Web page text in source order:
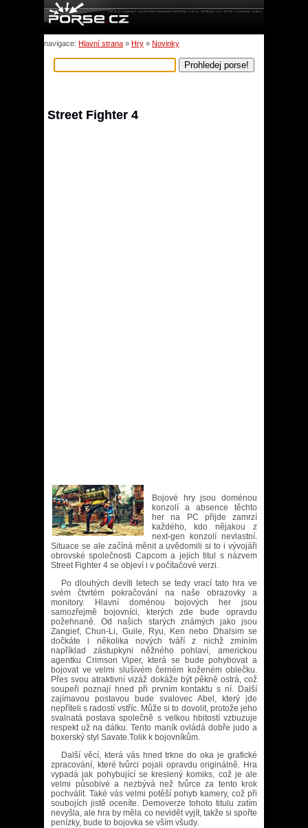
navigace: Hlavní strana » Hry » Novinky
Street Fighter 4
Bojové hry jsou doménou
konzolí a absence těchto
her na PC přijde zamrzí
každého, kdo nějakou z
next-gen konzolí nevlastní.
Situace se ale začíná měnit a uvědomili si to i vývojáři
obrovské společnosti Capcom a jejich titul s názvem
Street Fighter 4 se objeví i v počítačové verzi.
Po dlouhých devíti letech se tedy vrací tato hra ve
svém čtvrtém pokračování na naše obrazovky a
monitory. Hlavní doménou bojových her jsou
samozřejmě bojovníci, kterých zde bude opravdu
požehnaně. Od našich starých známých jako jsou
Zangief, Chun-Li, Guile, Ryu, Ken nebo Dhalsim se
dočkáte i několika nových tváří z nichž zmíním
například zástupkyni něžného pohlaví, americkou
agentku Crimson Viper, která se bude pohybovat a
bojovat ve velmi slušivém černém koženém oblečku.
Přes svou atraktivní vizáž dokáže být pěkně ostrá, což
soupeři poznají hned při prvním kontaktu s ní. Další
zajímavou postavou bude svalovec Abel, který jde
nepříteli s radostí vstříc. Může si to dovolit, protože jeho
svalnatá postava společně s velkou hbitostí vzbuzuje
respekt už na dálku. Tento maník ovládá dobře judo a
boxerský styl Savate.Tolik k bojovníkům.
Další věcí, která vás hned trkne do oka je grafické
zpracování, které tvůrci pojali opravdu originálně. Hra
vypadá jak pohybující se kreslený komiks, což je ale
velmi působivé a nezbývá než tvůrce za tento krok
pochválit. Také vás velmi potěší pohyb kamery, což při
soubojích jistě oceníte. Demoverze tohoto titulu zatím
nevyšla, ale hra by měla co nevidět vyjít, takže si spořte
penízky, bude to bojovka se vším všudy.